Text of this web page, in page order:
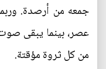
جمعه من أرصدة.
عصر، بينما يبقى
من كل ثروة مؤقتة.